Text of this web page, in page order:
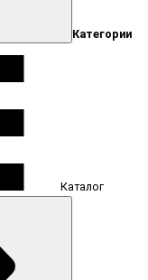
Категории
Каталог